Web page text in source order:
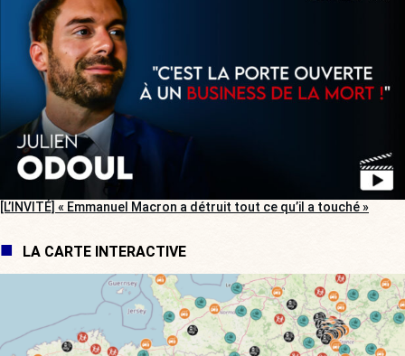
[L’INVITÉ] « Emmanuel Macron a détruit tout ce qu’il a touché »
LA CARTE INTERACTIVE